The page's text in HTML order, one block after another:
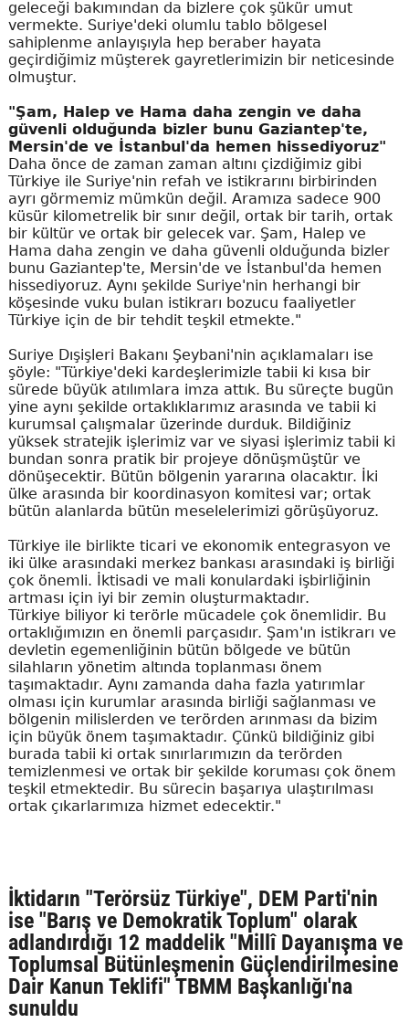
geleceği bakımından da bizlere çok şükür umut
vermekte. Suriye'deki olumlu tablo bölgesel
sahiplenme anlayışıyla hep beraber hayata
geçirdiğimiz müşterek gayretlerimizin bir neticesinde
olmuştur.
"Şam, Halep ve Hama daha zengin ve daha
güvenli olduğunda bizler bunu Gaziantep'te,
Mersin'de ve İstanbul'da hemen hissediyoruz"
Daha önce de zaman zaman altını çizdiğimiz gibi
Türkiye ile Suriye'nin refah ve istikrarını birbirinden
ayrı görmemiz mümkün değil. Aramıza sadece 900
küsür kilometrelik bir sınır değil, ortak bir tarih, ortak
bir kültür ve ortak bir gelecek var. Şam, Halep ve
Hama daha zengin ve daha güvenli olduğunda bizler
bunu Gaziantep'te, Mersin'de ve İstanbul'da hemen
hissediyoruz. Aynı şekilde Suriye'nin herhangi bir
köşesinde vuku bulan istikrarı bozucu faaliyetler
Türkiye için de bir tehdit teşkil etmekte."
Suriye Dışişleri Bakanı Şeybani'nin açıklamaları ise
şöyle: "Türkiye'deki kardeşlerimizle tabii ki kısa bir
sürede büyük atılımlara imza attık. Bu süreçte bugün
yine aynı şekilde ortaklıklarımız arasında ve tabii ki
kurumsal çalışmalar üzerinde durduk. Bildiğiniz
yüksek stratejik işlerimiz var ve siyasi işlerimiz tabii ki
bundan sonra pratik bir projeye dönüşmüştür ve
dönüşecektir. Bütün bölgenin yararına olacaktır. İki
ülke arasında bir koordinasyon komitesi var; ortak
bütün alanlarda bütün meselelerimizi görüşüyoruz.
Türkiye ile birlikte ticari ve ekonomik entegrasyon ve
iki ülke arasındaki merkez bankası arasındaki iş birliği
çok önemli. İktisadi ve mali konulardaki işbirliğinin
artması için iyi bir zemin oluşturmaktadır.
Türkiye biliyor ki terörle mücadele çok önemlidir. Bu
ortaklığımızın en önemli parçasıdır. Şam'ın istikrarı ve
devletin egemenliğinin bütün bölgede ve bütün
silahların yönetim altında toplanması önem
taşımaktadır. Aynı zamanda daha fazla yatırımlar
olması için kurumlar arasında birliği sağlanması ve
bölgenin milislerden ve terörden arınması da bizim
için büyük önem taşımaktadır. Çünkü bildiğiniz gibi
burada tabii ki ortak sınırlarımızın da terörden
temizlenmesi ve ortak bir şekilde koruması çok önem
teşkil etmektedir. Bu sürecin başarıya ulaştırılması
ortak çıkarlarımıza hizmet edecektir."
İktidarın "Terörsüz Türkiye", DEM Parti'nin
ise "Barış ve Demokratik Toplum" olarak
adlandırdığı 12 maddelik "Millî Dayanışma ve
Toplumsal Bütünleşmenin Güçlendirilmesine
Dair Kanun Teklifi" TBMM Başkanlığı'na
sunuldu